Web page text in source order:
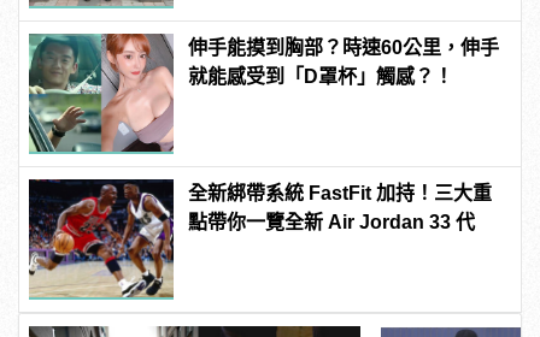
伸手能摸到胸部？時速60公里，伸手
就能感受到「D罩杯」觸感？！
全新綁帶系統 FastFit 加持！三大重
點帶你一覽全新 Air Jordan 33 代